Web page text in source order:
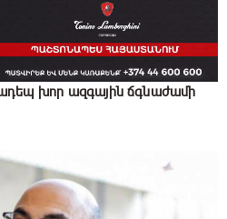
խոր ազգային ճգնաժամի